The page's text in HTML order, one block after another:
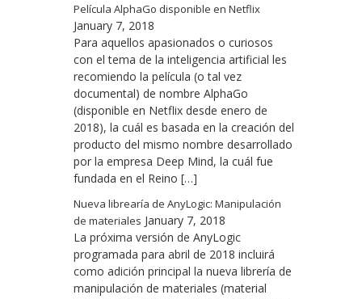
Película AlphaGo disponible en Netflix
January 7, 2018
Para aquellos apasionados o curiosos
con el tema de la inteligencia artificial les
recomiendo la película (o tal vez
documental) de nombre AlphaGo
(disponible en Netflix desde enero de
2018), la cuál es basada en la creación del
producto del mismo nombre desarrollado
por la empresa Deep Mind, la cuál fue
fundada en el Reino […]
Nueva librearía de AnyLogic: Manipulación
de materiales January 7, 2018
La próxima versión de AnyLogic
programada para abril de 2018 incluirá
como adición principal la nueva librería de
manipulación de materiales (material